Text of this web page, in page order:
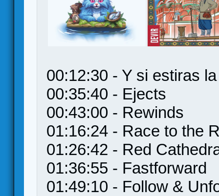
00:12:30 - Y si estiras
00:35:40 - Ejects
00:43:00 - Rewinds
01:16:24 - Race to the
01:26:42 - Red
01:36:55 - Fastforward
01:49:10 - Follow &